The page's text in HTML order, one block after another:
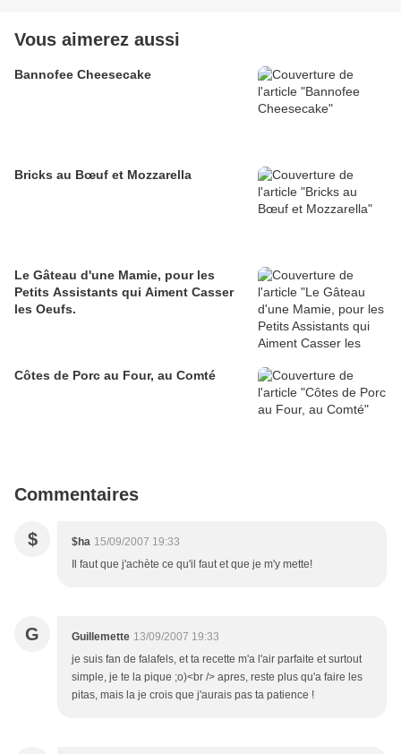
Vous aimerez aussi
Bannofee Cheesecake
Bricks au Bœuf et Mozzarella
Le Gâteau d'une Mamie, pour les
Petits Assistants qui Aiment Casser
les Oeufs.
Côtes de Porc au Four, au Comté
Commentaires
$ $ha 15/09/2007 19:33
Il faut que j'achète ce qu'il faut et que je m'y mette!
G Guillemette 13/09/2007 19:33
je suis fan de falafels, et ta recette m'a l'air parfaite et surtout
simple, je te la pique ;o)<br /> apres, reste plus qu'a faire les
pitas, mais la je crois que j'aurais pas ta patience !